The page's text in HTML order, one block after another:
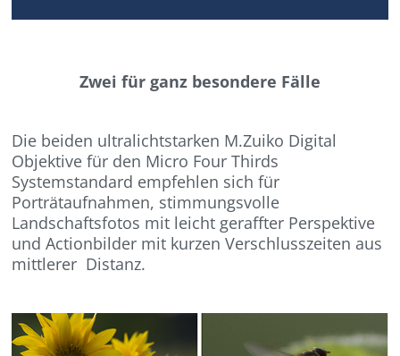
Zwei für ganz besondere Fälle
Die beiden ultralichtstarken M.Zuiko Digital
Objektive für den Micro Four Thirds
Systemstandard empfehlen sich für
Porträtaufnahmen, stimmungsvolle
Landschaftsfotos mit leicht geraffter Perspektive
und Actionbilder mit kurzen Verschlusszeiten aus
mittlerer Distanz.